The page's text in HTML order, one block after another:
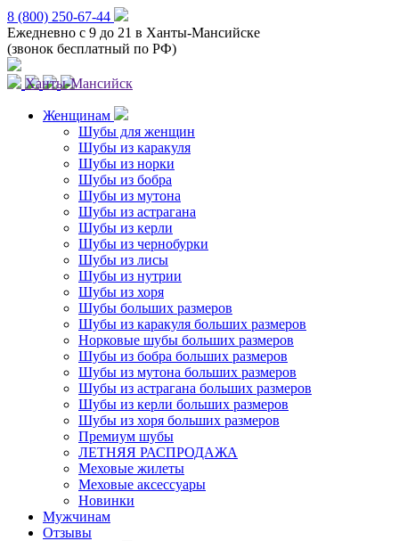
8 (800) 250-67-44
Ежедневно с 9 до 21 в Ханты-Мансийске
(звонок бесплатный по РФ)
Ханты-Мансийск
Женщинам
Шубы для женщин
Шубы из каракуля
Шубы из норки
Шубы из бобра
Шубы из мутона
Шубы из астрагана
Шубы из керли
Шубы из чернобурки
Шубы из лисы
Шубы из нутрии
Шубы из хоря
Шубы больших размеров
Шубы из каракуля больших размеров
Норковые шубы больших размеров
Шубы из бобра больших размеров
Шубы из мутона больших размеров
Шубы из астрагана больших размеров
Шубы из керли больших размеров
Шубы из хоря больших размеров
Премиум шубы
ЛЕТНЯЯ РАСПРОДАЖА
Меховые жилеты
Меховые аксессуары
Новинки
Мужчинам
Отзывы